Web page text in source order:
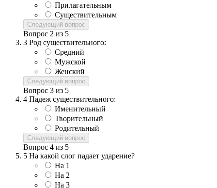
Прилагательным
Существительным
Следующий вопрос
Вопрос 2 из 5
3 Род существительного:
Средний
Мужской
Женский
Следующий вопрос
Вопрос 3 из 5
4 Падеж существительного:
Именительный
Творительный
Родительный
Следующий вопрос
Вопрос 4 из 5
5 На какой слог падает ударение?
На 1
На 2
На 3